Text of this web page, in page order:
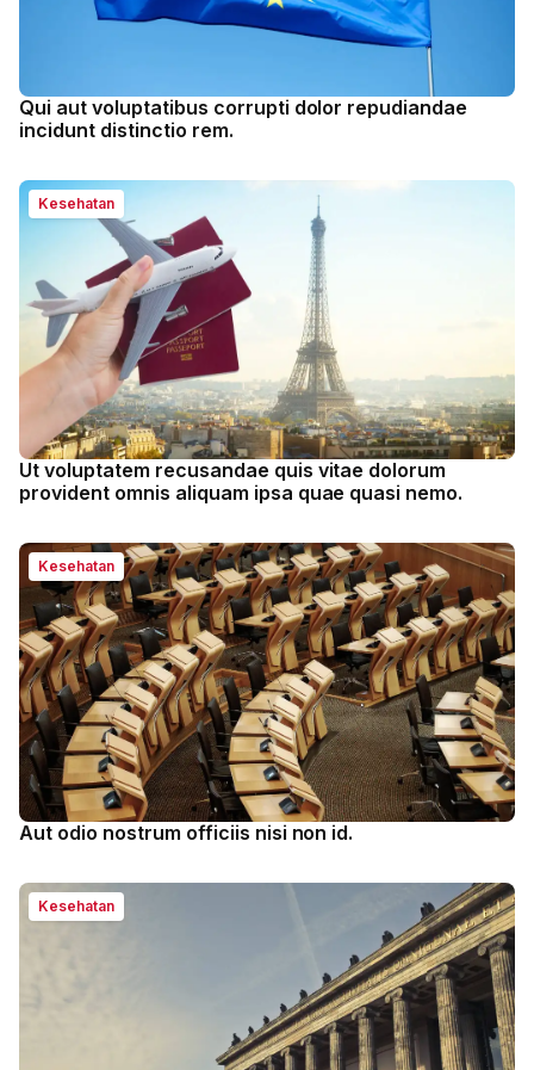
Qui aut voluptatibus corrupti dolor repudiandae
incidunt distinctio rem.
Kesehatan
Ut voluptatem recusandae quis vitae dolorum
provident omnis aliquam ipsa quae quasi nemo.
Kesehatan
Aut odio nostrum officiis nisi non id.
Kesehatan